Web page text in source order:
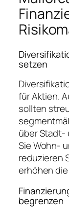
setzen
für Aktien.
sollten
über Stadt-
Sie Wohn-
reduzieren
erhöhen
begrenzen